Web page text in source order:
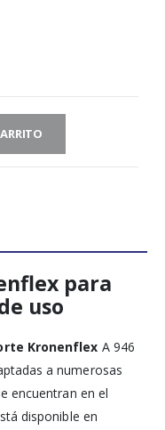
para
uso
Kronenflex A 946
a numerosas
encuentran en el
disponible en